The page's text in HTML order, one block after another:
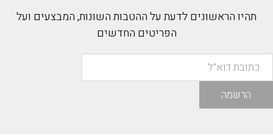
תהיו הראשונים לדעת על ההטבות השונות, המבצעים ועל
הפריטים החדשים
הרשמה